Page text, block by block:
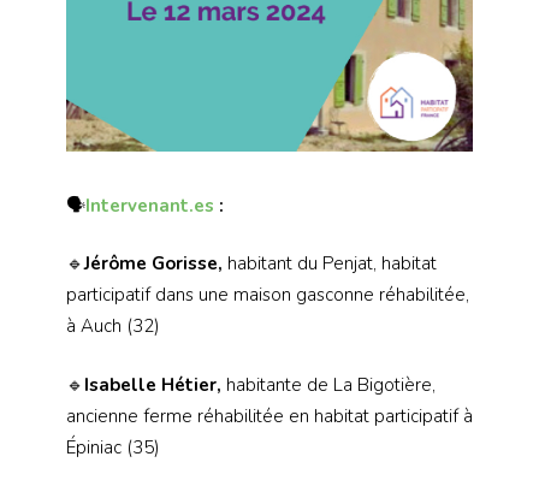
🗣️Intervenant.es :
🔹Jérôme Gorisse, habitant du Penjat, habitat
participatif dans une maison gasconne réhabilitée,
à Auch (32)
🔹 Isabelle Hétier, habitante de La Bigotière,
ancienne ferme réhabilitée en habitat participatif à
Épiniac (35)